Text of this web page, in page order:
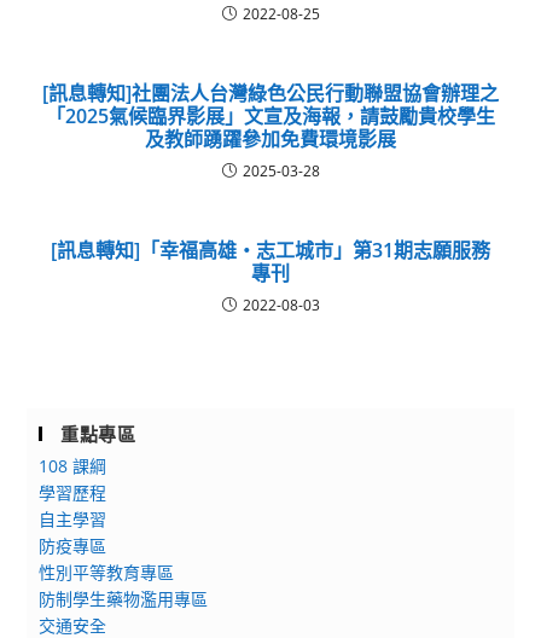
2022-08-25
[訊息轉知]社團法人台灣綠色公民行動聯盟協會辦理之
「2025氣候臨界影展」文宣及海報，請鼓勵貴校學生
及教師踴躍參加免費環境影展
2025-03-28
[訊息轉知]「幸福高雄‧志工城市」第31期志願服務
專刊
2022-08-03
重點專區
108 課綱
學習歷程
自主學習
防疫專區
性別平等教育專區
防制學生藥物濫用專區
交通安全